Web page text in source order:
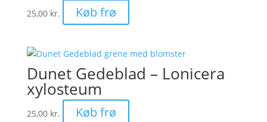
25,00 kr. Køb frø
Dunet Gedeblad – Lonicera
xylosteum
25,00 kr. Køb frø